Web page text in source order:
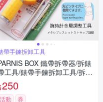
帶手鍊拆卸工具
BOX 鐵帶拆帶器/拆錶
工具/錶帶手鍊拆卸工具/拆帶
器/單售 維修手錶DIY #工具02
250
活動 券